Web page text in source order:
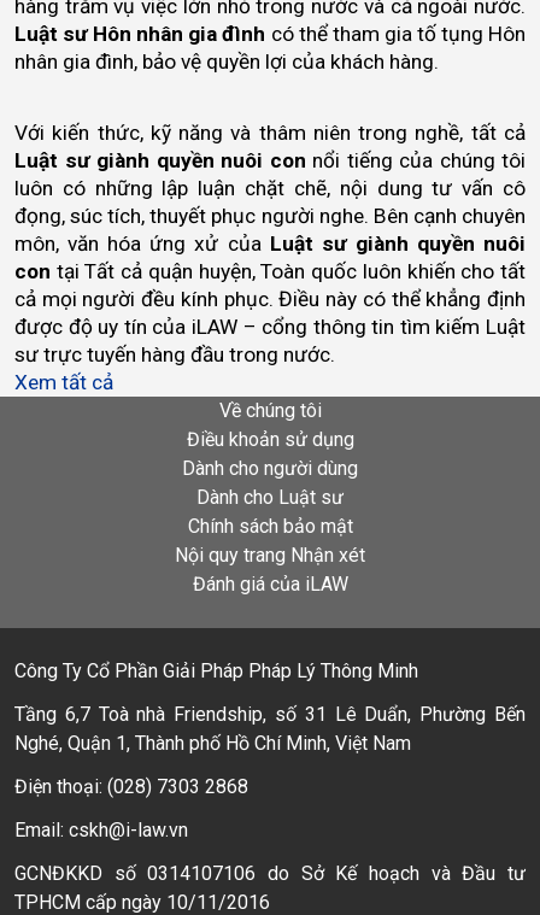
hàng trăm vụ việc lớn nhỏ trong nước và cả ngoài nước.
Luật sư Hôn nhân gia đình có thể tham gia tố tụng Hôn
nhân gia đình, bảo vệ quyền lợi của khách hàng.
Luật sư giành quyền nuôi con nổi tiếng của chúng tôi
luôn có những lập luận chặt chẽ, nội dung tư vấn cô
đọng, súc tích, thuyết phục người nghe. Bên cạnh chuyên
môn, văn hóa ứng xử của Luật sư giành quyền nuôi
con tại Tất cả quận huyện, Toàn quốc luôn khiến cho tất
cả mọi người đều kính phục. Điều này có thể khẳng định
được độ uy tín của iLAW – cổng thông tin tìm kiếm Luật
sư trực tuyến hàng đầu trong nước.
Xem tất cả
Về chúng tôi
Điều khoản sử dụng
Dành cho người dùng
Dành cho Luật sư
Chính sách bảo mật
Nội quy trang Nhận xét
Đánh giá của iLAW
Công Ty Cổ Phần Giải Pháp Pháp Lý Thông Minh
Tầng 6,7 Toà nhà Friendship, số 31 Lê Duẩn, Phường Bến
Nghé, Quận 1, Thành phố Hồ Chí Minh, Việt Nam
Điện thoại: (028) 7303 2868
Email: cskh@i-law.vn
GCNĐKKD số 0314107106 do Sở Kế hoạch và Đầu tư
TPHCM cấp ngày 10/11/2016